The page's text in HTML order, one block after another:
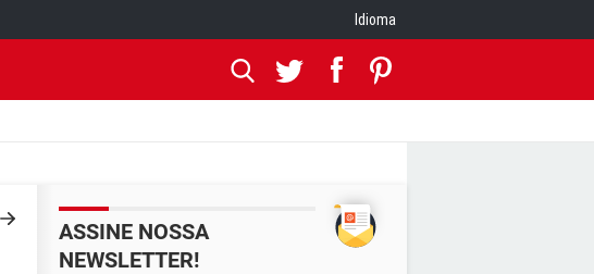
Idioma
ASSINE NOSSA
NEWSLETTER!